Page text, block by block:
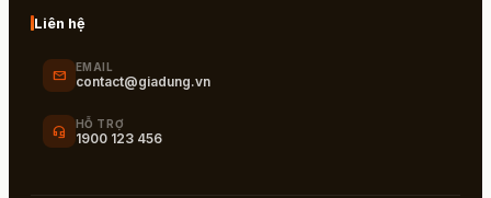
Liên hệ
mail EMAIL
contact@giadung.vn
headset_mic HỖ TRỢ
1900 123 456